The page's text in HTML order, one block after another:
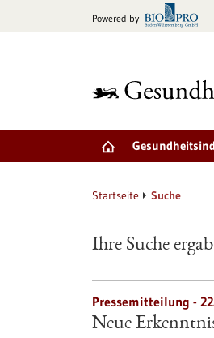
Powered by
Startseite Suche
Ihre Suche
Pressemitteilung -
Neue